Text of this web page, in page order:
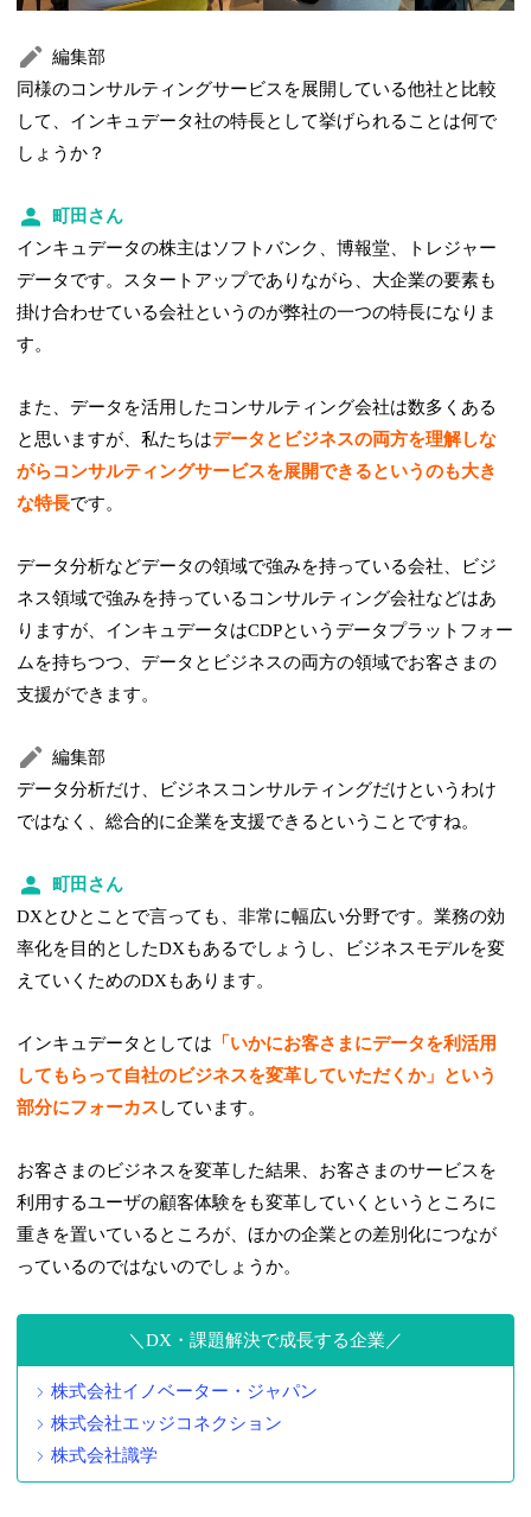
編集部
同様のコンサルティングサービスを展開している他社と比較
して、インキュデータ社の特長として挙げられることは何で
しょうか？
町田さん
インキュデータの株主はソフトバンク、博報堂、トレジャー
データです。スタートアップでありながら、大企業の要素も
掛け合わせている会社というのが弊社の一つの特長になりま
す。
また、データを活用したコンサルティング会社は数多くある
と思いますが、私たちはデータとビジネスの両方を理解しな
がらコンサルティングサービスを展開できるというのも大き
な特長です。
データ分析などデータの領域で強みを持っている会社、ビジ
ネス領域で強みを持っているコンサルティング会社などはあ
りますが、インキュデータはCDPというデータプラットフォー
ムを持ちつつ、データとビジネスの両方の領域でお客さまの
支援ができます。
編集部
データ分析だけ、ビジネスコンサルティングだけというわけ
ではなく、総合的に企業を支援できるということですね。
町田さん
DXとひとことで言っても、非常に幅広い分野です。業務の効
率化を目的としたDXもあるでしょうし、ビジネスモデルを変
えていくためのDXもあります。
インキュデータとしては 「いかにお客さまにデータを利活用
してもらって自社のビジネスを変革していただくか」という
部分にフォーカス しています。
お客さまのビジネスを変革した結果、お客さまのサービスを
利用するユーザの顧客体験をも変革していくというところに
重きを置いているところが、ほかの企業との差別化につなが
っているのではないのでしょうか。
DX・課題解決で成長する企業
株式会社イノベーター・ジャパン
株式会社エッジコネクション
株式会社識学